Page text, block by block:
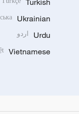
Turkish
Ukrainian
Urdu اردو
Vietnamese